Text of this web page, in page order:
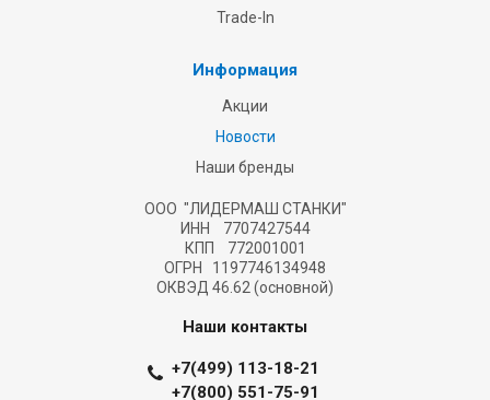
Trade-In
Информация
Акции
Новости
Наши бренды
ООО "ЛИДЕРМАШ СТАНКИ"
ИНН 7707427544
КПП 772001001
ОГРН 1197746134948
ОКВЭД 46.62 (основной)
Наши контакты
+7(499) 113-18-21
+7(800) 551-75-91